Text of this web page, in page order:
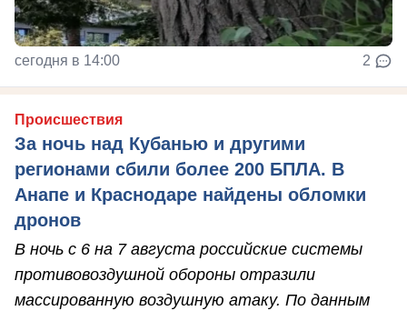
сегодня в 14:00 2
Происшествия
За ночь над Кубанью и другими
регионами сбили более 200 БПЛА. В
Анапе и Краснодаре найдены обломки
дронов
В ночь с 6 на 7 августа российские системы
противовоздушной обороны отразили
массированную воздушную атаку. По данным